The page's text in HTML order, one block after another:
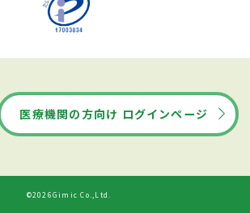
医療機関の方向け ログインページ
©2026Gimic Co.,Ltd.